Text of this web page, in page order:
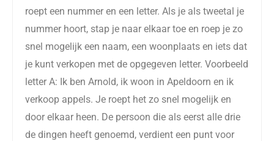
roept een nummer en een letter. Als je als tweetal je
nummer hoort, stap je naar elkaar toe en roep je zo
snel mogelijk een naam, een woonplaats en iets dat
je kunt verkopen met de opgegeven letter. Voorbeeld
letter A: Ik ben Arnold, ik woon in Apeldoorn en ik
verkoop appels. Je roept het zo snel mogelijk en
door elkaar heen. De persoon die als eerst alle drie
de dingen heeft genoemd, verdient een punt voor